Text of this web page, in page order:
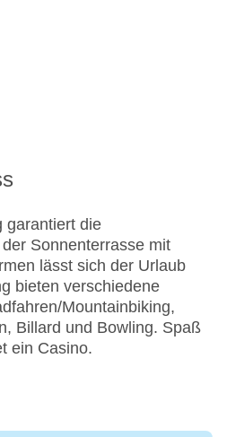
garantiert die
Sonnenterrasse mit
lässt sich der Urlaub
bieten verschiedene
Mountainbiking,
Billard und Bowling. Spaß
ein Casino.